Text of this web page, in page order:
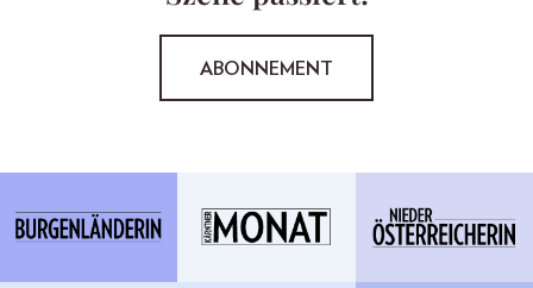
ABONNEMENT